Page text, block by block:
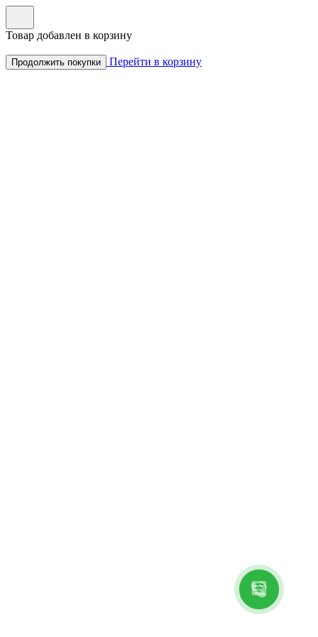
Товар добавлен в корзину
Продолжить покупки Перейти в корзину